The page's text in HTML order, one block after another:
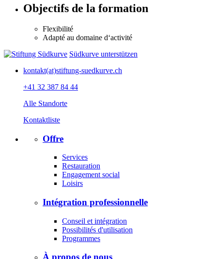
Objectifs de la formation
Flexibilité
Adapté au domaine d‘activité
Südkurve unterstützen
kontakt(at)stiftung-suedkurve.ch
+41 32 387 84 44
Alle Standorte
Kontaktliste
Offre
Services
Restauration
Engagement social
Loisirs
Intégration professionnelle
Conseil et intégration
Possibilités d'utilisation
Programmes